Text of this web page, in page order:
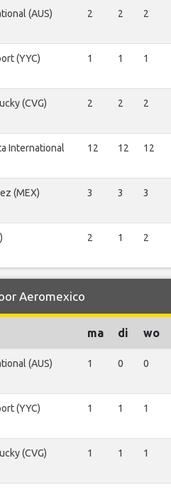
(AUS) 2 2 2
(YYC) 1 1 1
(CVG) 2 2 2
International
12 12 12
(MEX) 3 3 3
2 1 2
Aeromexico
ma di wo
(AUS) 1 0 0
(YYC) 1 1 1
(CVG) 1 1 1